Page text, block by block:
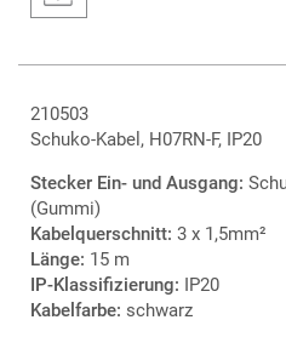
210503
Schuko-Kabel, H07RN-F, IP20
Stecker Ein- und Ausgang:
(Gummi)
Kabelquerschnitt: 3 x 1,5mm²
Länge: 15 m
IP-Klassifizierung: IP20
Kabelfarbe: schwarz